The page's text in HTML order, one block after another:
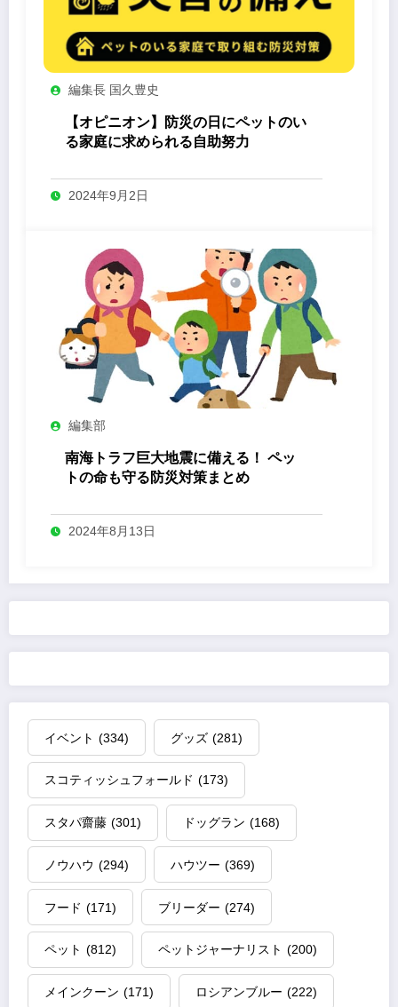
編集長 国久豊史
【オピニオン】防災の日にペットのい
る家庭に求められる自助努力
2024年9月2日
編集部
南海トラフ巨大地震に備える！ ペッ
トの命も守る防災対策まとめ
2024年8月13日
イベント (334) グッズ (281)
スコティッシュフォールド (173)
スタパ齋藤 (301) ドッグラン (168)
ノウハウ (294) ハウツー (369)
フード (171) ブリーダー (274)
ペット (812) ペットジャーナリスト (200)
メインクーン (171) ロシアンブルー (222)